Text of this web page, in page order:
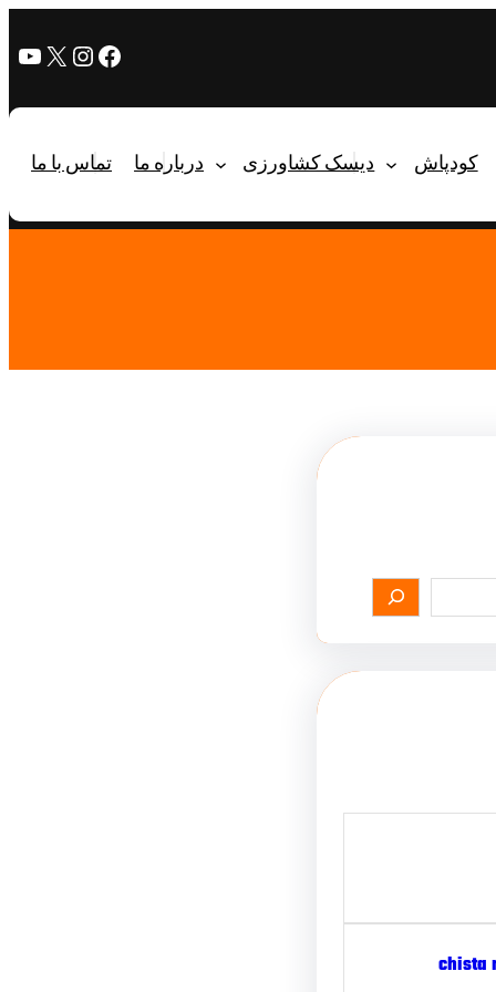
کودپاش دیسک کشاورزی درباره ما تماس با ما
chista